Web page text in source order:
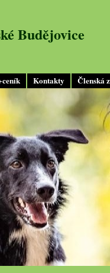
Kontakty Členská
Budějovice